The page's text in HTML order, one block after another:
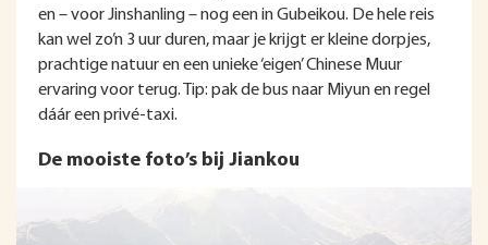
en – voor Jinshanling – nog een in Gubeikou. De hele reis
kan wel zo’n 3 uur duren, maar je krijgt er kleine dorpjes,
prachtige natuur en een unieke ‘eigen’ Chinese Muur
ervaring voor terug. Tip: pak de bus naar Miyun en regel
dáár een privé-taxi.
De mooiste foto’s bij Jiankou